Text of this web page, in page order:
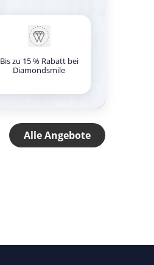
Bis zu 15 % Rabatt bei
Diamondsmile
Alle Angebote